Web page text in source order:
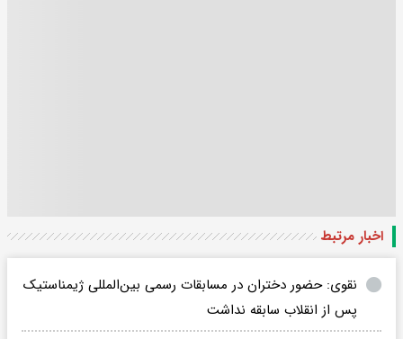
اخبار مرتبط
نقوی: حضور دختران در مسابقات رسمی بین‌المللی ژیمناستیک
پس از انقلاب سابقه نداشت